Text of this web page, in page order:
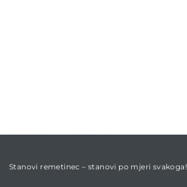
Stanovi remetinec – stanovi po mjeri svakoga!